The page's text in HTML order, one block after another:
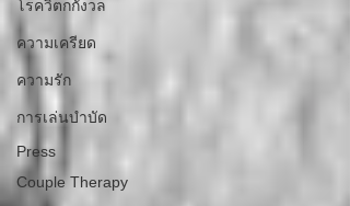
โรควิตกกังวล
ความเครียด
ความรัก
การเล่นบำบัด
Press
Couple Therapy